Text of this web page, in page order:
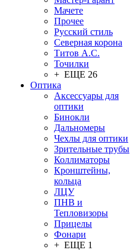
Мачете
Прочее
Русский стиль
Северная корона
Титов А.С.
Точилки
+ ЕЩЕ 26
Оптика
Аксессуары для
оптики
Бинокли
Дальномеры
Чехлы для оптики
Зрительные трубы
Коллиматоры
Кронштейны,
кольца
ЛЦУ
ПНВ и
Тепловизоры
Прицелы
Фонари
+ ЕЩЕ 1